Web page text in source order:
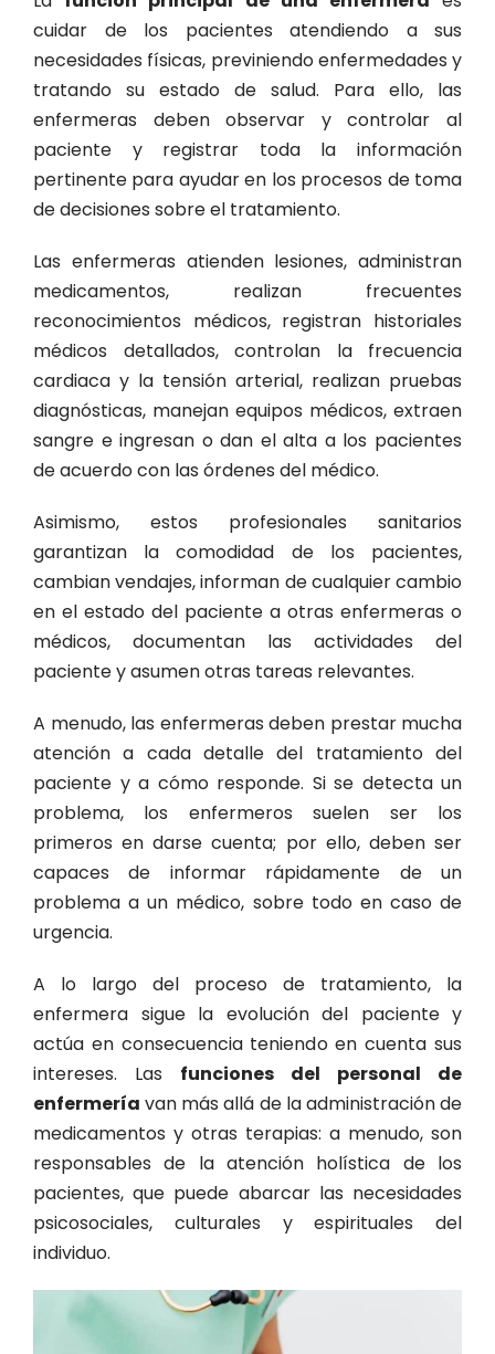
cuidar de los pacientes atendiendo a sus
necesidades físicas, previniendo enfermedades y
tratando su estado de salud. Para ello, las
enfermeras deben observar y controlar al
paciente y registrar toda la información
pertinente para ayudar en los procesos de toma
de decisiones sobre el tratamiento.
Las enfermeras atienden lesiones, administran
medicamentos, realizan frecuentes
reconocimientos médicos, registran historiales
médicos detallados, controlan la frecuencia
cardiaca y la tensión arterial, realizan pruebas
diagnósticas, manejan equipos médicos, extraen
sangre e ingresan o dan el alta a los pacientes
de acuerdo con las órdenes del médico.
Asimismo, estos profesionales sanitarios
garantizan la comodidad de los pacientes,
cambian vendajes, informan de cualquier cambio
en el estado del paciente a otras enfermeras o
médicos, documentan las actividades del
paciente y asumen otras tareas relevantes.
A menudo, las enfermeras deben prestar mucha
atención a cada detalle del tratamiento del
paciente y a cómo responde. Si se detecta un
problema, los enfermeros suelen ser los
primeros en darse cuenta; por ello, deben ser
capaces de informar rápidamente de un
problema a un médico, sobre todo en caso de
urgencia.
A lo largo del proceso de tratamiento, la
enfermera sigue la evolución del paciente y
actúa en consecuencia teniendo en cuenta sus
intereses. Las funciones del personal de
enfermería van más allá de la administración de
medicamentos y otras terapias: a menudo, son
responsables de la atención holística de los
pacientes, que puede abarcar las necesidades
psicosociales, culturales y espirituales del
individuo.